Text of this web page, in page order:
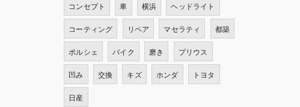
コンセプト 車 横浜 ヘッドライト
コーティング リペア マセラティ 都築
ポルシェ バイク 磨き プリウス
凹み 交換 キズ ホンダ トヨタ
日産